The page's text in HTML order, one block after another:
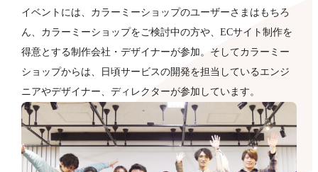
イベントには、カラーミーショップのユーザーさまはもちろ
ん、カラーミーショップをご検討中の方や、ECサイト制作を
得意とする制作会社・デザイナーが​参加。そしてカラーミー
ショップからは、日頃サービスの開発を担当しているエンジ
ニアやデザイナー、ディレクターが参加していま​す。